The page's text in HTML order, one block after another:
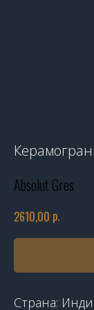
Absolut Gres
2610,00 р.
Страна: